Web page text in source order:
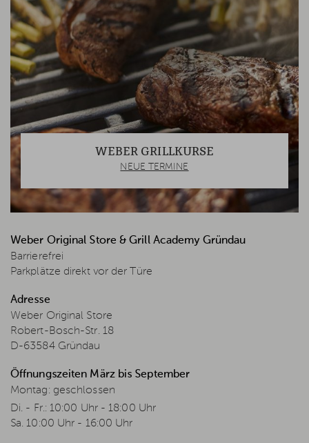
WEBER GRILLKURSE
NEUE TERMINE
Weber Original Store & Grill Academy Gründau
Barrierefrei
Parkplätze direkt vor der Türe
Adresse
Weber Original Store
Robert-Bosch-Str. 18
D-63584 Gründau
Öffnungszeiten März bis September
Montag: geschlossen
Di. - Fr.: 10:00 Uhr - 18:00 Uhr
Sa. 10:00 Uhr - 16:00 Uhr